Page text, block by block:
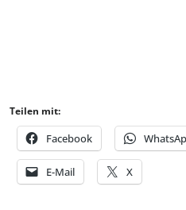
Teilen mit:
Facebook
E-Mail X